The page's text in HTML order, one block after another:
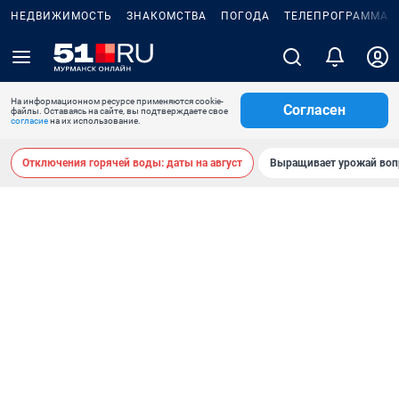
НЕДВИЖИМОСТЬ ЗНАКОМСТВА ПОГОДА ТЕЛЕПРОГРАММА
На информационном ресурсе применяются cookie-
файлы. Оставаясь на сайте, вы подтверждаете свое
согласиена их использование.
Согласен
Отключения горячей воды: даты на август Выращивает урожай